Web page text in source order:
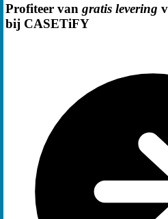
Profiteer van gratis levering
bij CASETiFY